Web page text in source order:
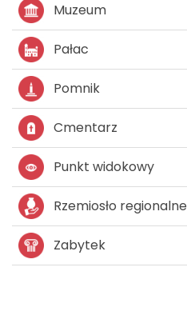
Muzeum
Pałac
Pomnik
Cmentarz
Punkt widokowy
Rzemiosło regionalne
Zabytek